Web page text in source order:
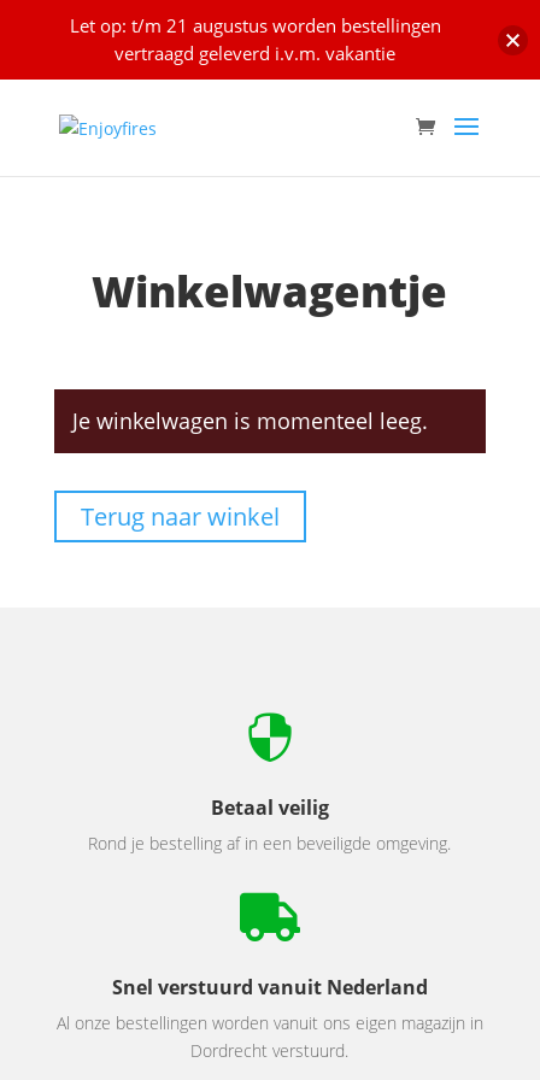
Winkelwagentje
Je winkelwagen is momenteel leeg.
Terug naar winkel

Betaal veilig
Rond je bestelling af in een beveiligde omgeving.

Snel verstuurd vanuit Nederland
Al onze bestellingen worden vanuit ons eigen magazijn in
Dordrecht verstuurd.
Let op: t/m 21 augustus worden bestellingen
vertraagd geleverd i.v.m. vakantie